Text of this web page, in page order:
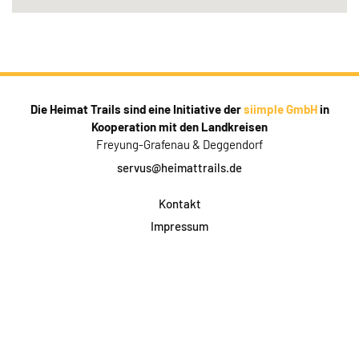
Die Heimat Trails sind eine Initiative dersiimple GmbHin
Kooperation mit den Landkreisen
Freyung-Grafenau & Deggendorf
servus@heimattrails.de
Kontakt
Impressum